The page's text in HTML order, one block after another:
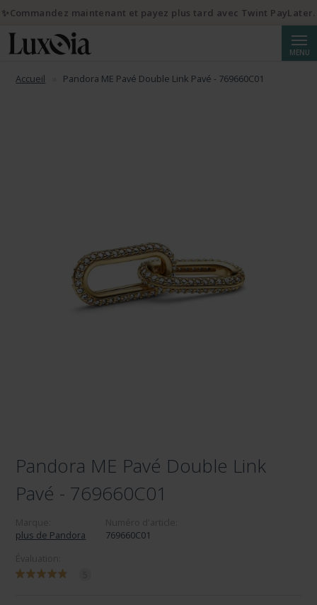
MENU
Accueil Pandora ME Pavé Double Link Pavé - 769660C01
Pandora ME Pavé Double Link
Pavé - 769660C01
plus de Pandora
769660C01
✨Commandez maintenant et payez plus tard avec Twint PayLater.